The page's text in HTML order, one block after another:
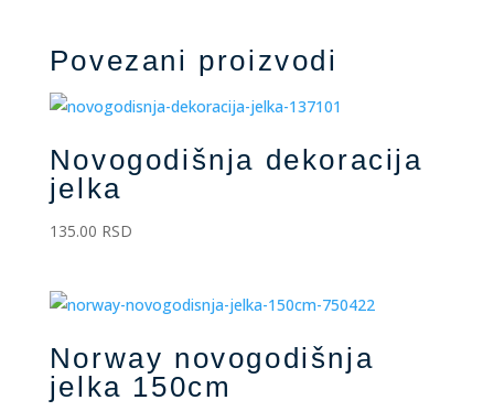
Povezani proizvodi
Novogodišnja dekoracija
jelka
135.00 RSD
Norway novogodišnja
jelka 150cm